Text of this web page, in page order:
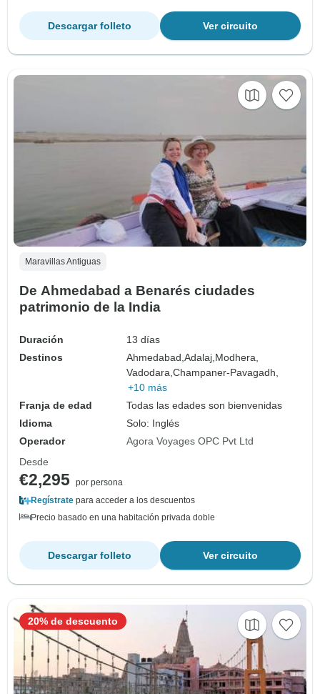
Ver circuito
Descargar folleto
Maravillas Antiguas
De Ahmedabad a Benarés ciudades
patrimonio de la India
Duración
13 días
Destinos
Ahmedabad,Adalaj, Modhera,
Vadodara,Champaner-Pavagadh,
+10 más
Franja de edad
Todas las edades son bienvenidas
Idioma
Solo: Inglés
Operador
Agora Voyages OPC Pvt Ltd
Desde
€2,295 por persona
Regístrate para acceder a los descuentos
Precio basado en una habitación privada doble
Ver circuito
Descargar folleto
20% de descuento